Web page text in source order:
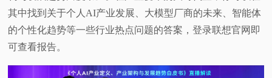
其中找到关于个人AI产业发展、大模型厂商的未来、智能体
的个性化趋势等一些行业热点问题的答案，登录联想官网即
可查看报告。